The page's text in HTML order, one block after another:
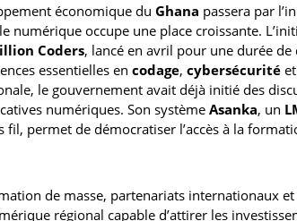
économique du Ghana passera par
numérique occupe une place croissante.
Coders, lancé en avril pour une durée
essentielles en codage, cybersécurité et
le gouvernement avait déjà initié des
numériques. Son système Asanka, un
permet de démocratiser l’accès à la
de masse, partenariats internationaux
régional capable d’attirer les